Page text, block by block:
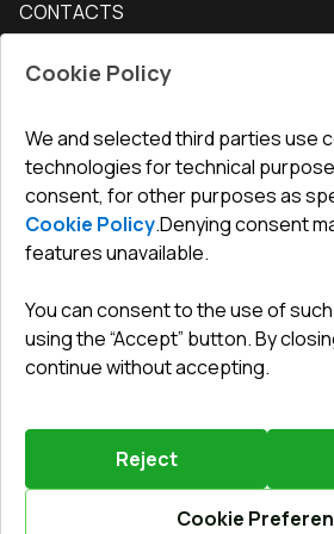
Interior doors
How to measure windows
For companies, cooperation
Conditions for returning goods
Guarantee
CONTACTS
undefined(undefined)
info@toptechnik.com.pl
Polityka prywatności
REGULAMIN
©2026.All right reserved.
Report a problem
Cookie Policy
We and selected third parties use
technologies for technical
consent, for other purposes as
Cookie Policy.Denying consent
features unavailable.
You can consent to the use of
using the “Accept” button. By
continue without accepting.
Reject
Cookie